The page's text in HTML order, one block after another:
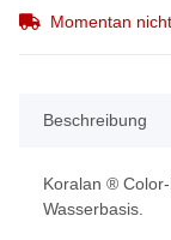
Momentan
Beschreibung
Koralan ®
Wasserbasis.